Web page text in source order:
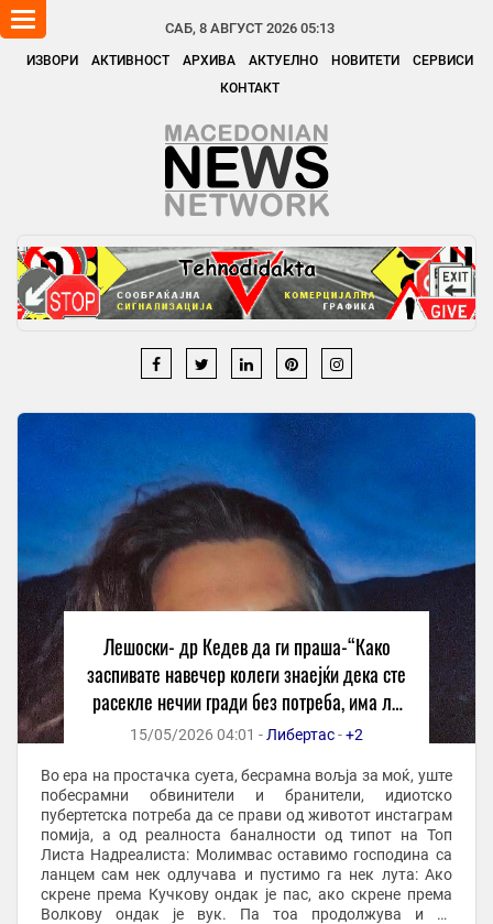
САБ, 8 АВГУСТ 2026 05:13
ИЗВОРИ АКТИВНОСТ АРХИВА АКТУЕЛНО НОВИТЕТИ
СЕРВИСИ
КОНТАКТ
Toggle
navigation
Лешоски- др Кедев да ги праша-“Како
заспивате навечер колеги знаејќи дека сте
расекле нечии гради без потреба, има ли
Бог во вас?”
15/05/2026 04:01 - Либертас-+2
Во ера на простачка суета, бесрамна вољја за моќ, уште
побесрамни обвинители и бранители, идиотско
пубертетска потреба да се прави од животот инстаграм
помија, а од реалноста баналности од типот на Топ
Листа Надреалиста: Молимвас оставимо господина са
ланцем сам нек одлучава и пустимо га нек лута: Ако
скрене према Кучкову ондак је пас, ако скрене према
Волкову ондак је вук. Па тоа продолжува и се